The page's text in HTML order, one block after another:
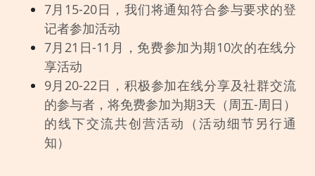
7月15-20日，我们将通知符合参与要求的登
记者参加活动
7月21日-11月，免费参加为期10次的在线分
享活动
9月20-22日，积极参加在线分享及社群交流
的参与者，将免费参加为期3天（周五-周日）
的线下交流共创营活动（活动细节另行通
知）